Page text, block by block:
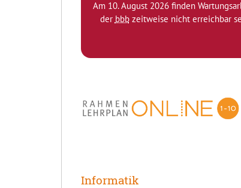
Am 10. August 2026 finden
der bbbzeitweise nicht erreichbar
Informatik